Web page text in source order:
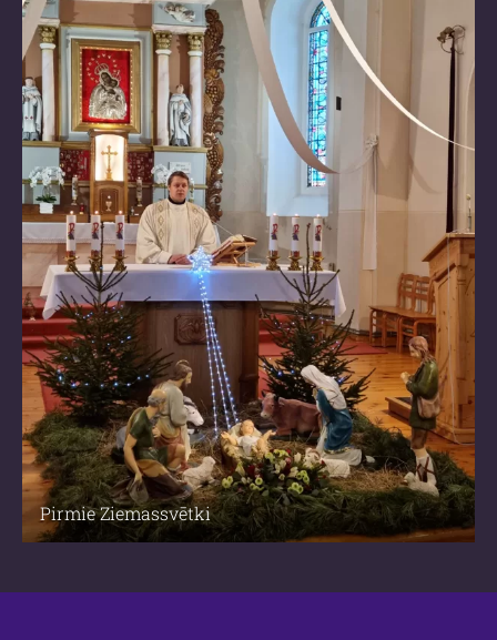
Pirmie Ziemassvētki